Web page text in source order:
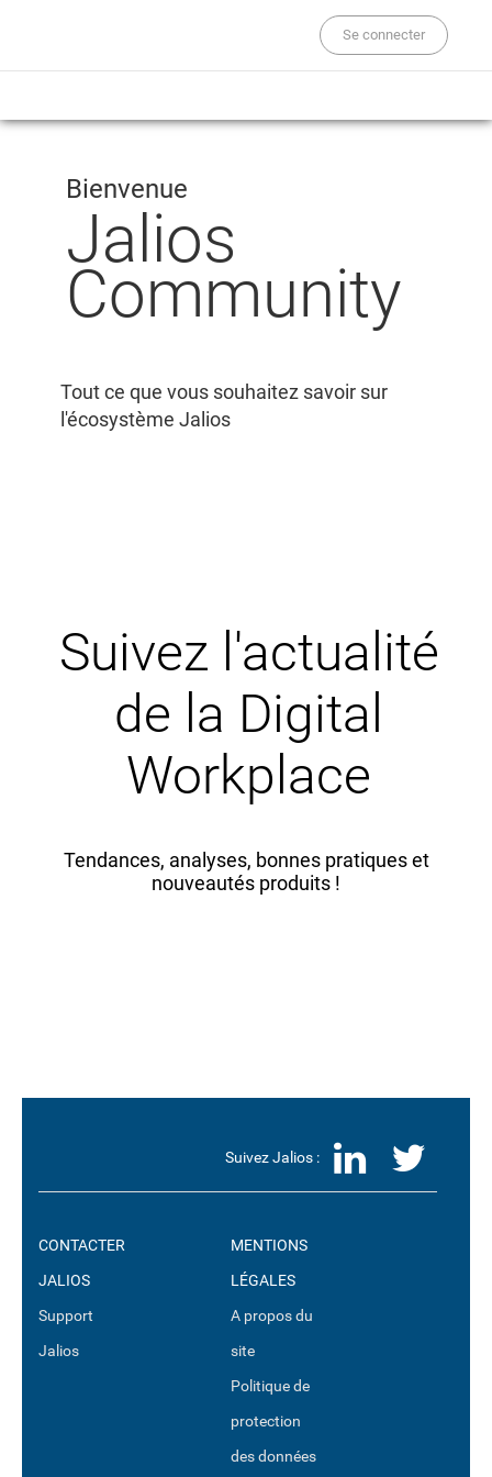
Se connecter
Bienvenue
Jalios
Community
Tout ce que vous souhaitez savoir sur
l'écosystème Jalios
Suivez l'actualité
de la Digital
Workplace
Tendances, analyses, bonnes pratiques et
nouveautés produits !
Suivez Jalios :
CONTACTER
JALIOS
Support
Jalios
MENTIONS
LÉGALES
A propos du
site
Politique de
protection
des données